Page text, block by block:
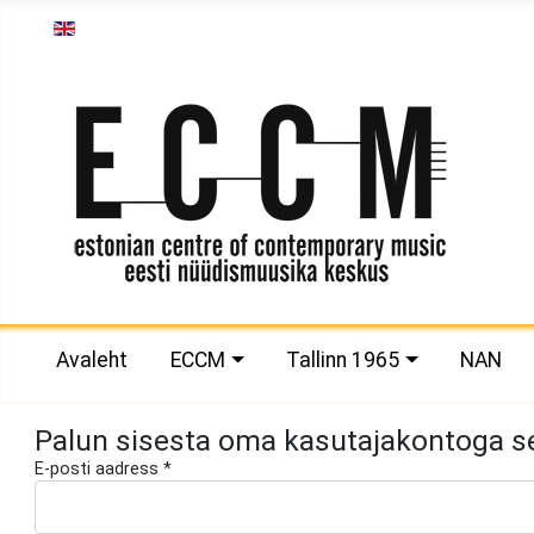
Vali keel
Avaleht ECCM Tallinn 1965 NAN
Palun sisesta oma kasutajakontoga
E-posti aadress *